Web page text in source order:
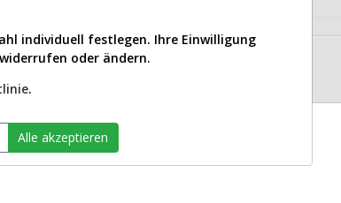
| RYTB)
individuell festlegen. Ihre Einwilligung
oder ändern.
.
Alle akzeptieren